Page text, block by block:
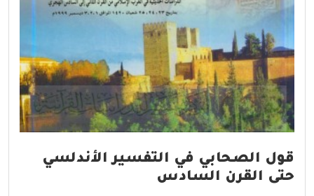
قول الصحابي في التفسير الأندلسي
حتى القرن السادس